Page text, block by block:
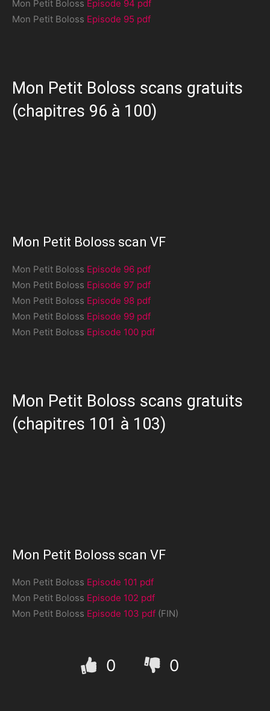
Mon Petit Boloss Episode 94 pdf
Mon Petit Boloss Episode 95 pdf
Mon Petit Boloss scans gratuits
(chapitres 96 à 100)
Mon Petit Boloss scan VF
Mon Petit Boloss Episode 96 pdf
Mon Petit Boloss Episode 97 pdf
Mon Petit Boloss Episode 98 pdf
Mon Petit Boloss Episode 99 pdf
Mon Petit Boloss Episode 100 pdf
Mon Petit Boloss scans gratuits
(chapitres 101 à 103)
Mon Petit Boloss scan VF
Mon Petit Boloss Episode 101 pdf
Mon Petit Boloss Episode 102 pdf
Mon Petit Boloss Episode 103 pdf (FIN)
0 0